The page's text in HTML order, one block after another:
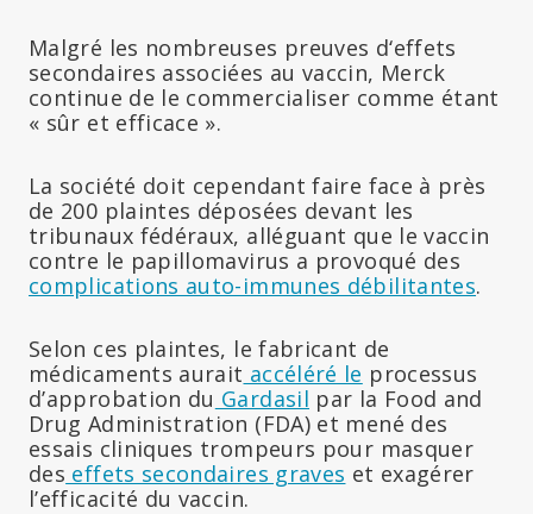
Malgré les nombreuses preuves d‘effets
secondaires associées au vaccin, Merck
continue de le commercialiser comme étant
« sûr et efficace ».
La société doit cependant faire face à près
de 200 plaintes déposées devant les
tribunaux fédéraux, alléguant que le vaccin
contre le papillomavirus a provoqué des
complications auto-immunes débilitantes.
Selon ces plaintes, le fabricant de
médicaments aurait accéléré le processus
d’approbation du Gardasil par la Food and
Drug Administration (FDA) et mené des
essais cliniques trompeurs pour masquer
des effets secondaires graves et exagérer
l’efficacité du vaccin.